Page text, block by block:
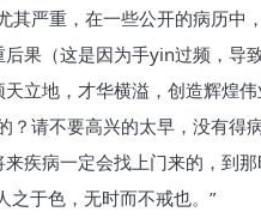
严重，在一些公开的病历
果（这是因为手yin过频，
立地，才华横溢，创造辉煌
？请不要高兴的太早，没有
疾病一定会找上门来的，到那
之于色，无时而不戒也。”